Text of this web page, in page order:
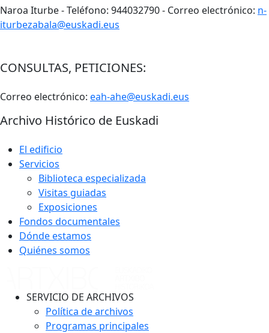
Naroa Iturbe - Teléfono: 944032790 - Correo electrónico: n-
iturbezabala@euskadi.eus
CONSULTAS, PETICIONES:
Correo electrónico: eah-ahe@euskadi.eus
Archivo Histórico de Euskadi
El edificio
Servicios
Biblioteca especializada
Visitas guiadas
Exposiciones
Fondos documentales
Dónde estamos
Quiénes somos
SERVICIO DE ARCHIVOS
Política de archivos
Programas principales